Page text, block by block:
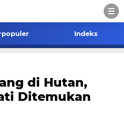
Indeks
di Hutan,
Ditemukan